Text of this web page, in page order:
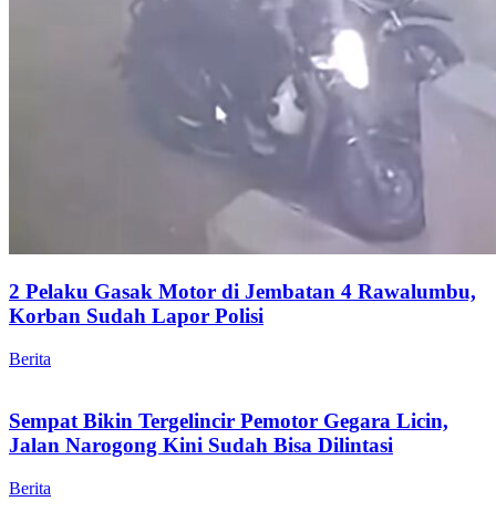
2 Pelaku Gasak Motor di Jembatan 4 Rawalumbu,
Korban Sudah Lapor Polisi
Berita
Sempat Bikin Tergelincir Pemotor Gegara Licin,
Jalan Narogong Kini Sudah Bisa Dilintasi
Berita